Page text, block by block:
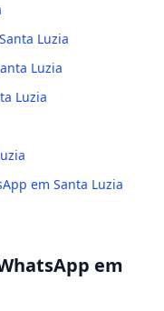
Luzia
Luzia
Luzia
em Santa Luzia
em